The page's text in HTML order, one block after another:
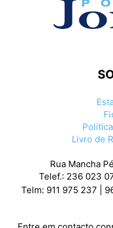
Livro de
Rua Mancha
Telef.: 236 023
Telm: 911 975 237 |